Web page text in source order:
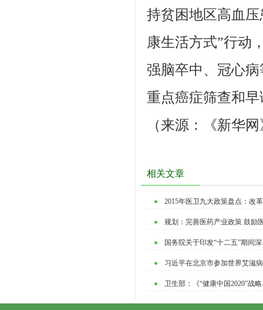
持贫困地区高血
康生活方式”行动
强脑卒中、冠心
重点癌症筛查和
（来源：《新华
相关文章
2015年医卫九大政策盘点：改
规划：完善医药产业政策 鼓励
国务院关于印发“十二五”期间深
习近平在北京市参加世界艾滋
卫生部：《“健康中国2020”战略